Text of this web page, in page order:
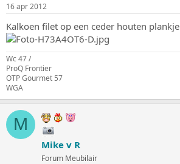
16 apr 2012
Kalkoen filet op een ceder houten plankje
Wc 47 /
ProQ Frontier
OTP Gourmet 57
WGA
M
Mike v R
Forum Meubilair